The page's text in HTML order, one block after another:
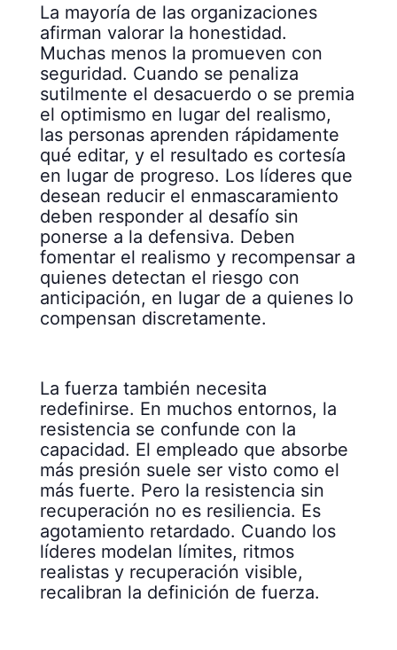
La mayoría de las organizaciones
afirman valorar la honestidad.
Muchas menos la promueven con
seguridad. Cuando se penaliza
sutilmente el desacuerdo o se premia
el optimismo en lugar del realismo,
las personas aprenden rápidamente
qué editar, y el resultado es cortesía
en lugar de progreso. Los líderes que
desean reducir el enmascaramiento
deben responder al desafío sin
ponerse a la defensiva. Deben
fomentar el realismo y recompensar a
quienes detectan el riesgo con
anticipación, en lugar de a quienes lo
compensan discretamente.
La fuerza también necesita
redefinirse. En muchos entornos, la
resistencia se confunde con la
capacidad. El empleado que absorbe
más presión suele ser visto como el
más fuerte. Pero la resistencia sin
recuperación no es resiliencia. Es
agotamiento retardado. Cuando los
líderes modelan límites, ritmos
realistas y recuperación visible,
recalibran la definición de fuerza.